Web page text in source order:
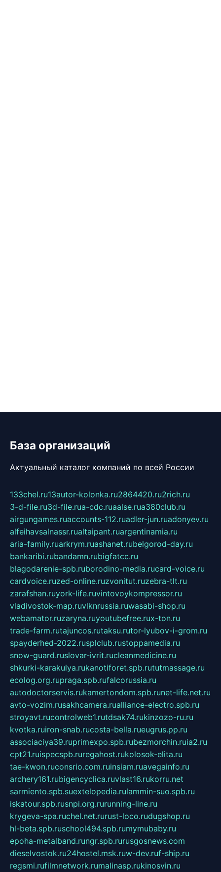
База организаций
Актуальный каталог компаний по всей России
133chel.ru13autor-kolonka.ru2864420.ru2rich.ru
3-d-file.ru3d-file.rua-cdc.ruaalse.rua380club.ru
airgungames.ruaccounts-112.ruadler-jun.ruadonyev.ru
alfeihavsalnassr.rualtaipant.ruargentinamia.ru
aria-family.ruarkrym.ruashanet.rubelgorod-day.ru
bankaribi.rubandamn.rubigfatcc.ru
blagodarenie-spb.ruborodino-media.rucard-voice.ru
cardvoice.ruzed-online.ruzvonitut.ruzebra-tlt.ru
zarafshan.ruyork-life.ruvintovoykompressor.ru
vladivostok-map.ruvlknrussia.ruwasabi-shop.ru
webamator.ruzaryna.ruyoutubefree.rux-ton.ru
trade-farm.rutajuncos.rutaksu.rutor-lyubov-i-grom.ru
spayderhed-2022.rusplclub.rustoppamedia.ru
snow-guard.ruslovar-ivrit.rucleanmedicine.ru
shkurki-karakulya.rukanotiforet.spb.rututmassage.ru
ecolog.org.rupraga.spb.rufalcorussia.ru
autodoctorservis.rukamertondom.spb.runet-life.net.ru
avto-vozim.rusakhcamera.rualliance-electro.spb.ru
stroyavt.rucontrolweb1.rutdsak74.rukinzozo-ru.ru
kvotka.ruiron-snab.rucosta-bella.rueugrus.pp.ru
associaciya39.ruprimexpo.spb.rubezmorchin.ruia2.ru
cpt21.ruispecspb.ruregahost.rukolosok-elita.ru
tae-kwon.ruconsrio.com.ruinsiam.ruavegainfo.ru
archery161.rubigencyclica.ruvlast16.rukorru.net
sarmiento.spb.suextelopedia.rulammin-suo.spb.ru
iskatour.spb.rusnpi.org.rurunning-line.ru
krygeva-spa.ruchel.net.rurust-loco.rudugshop.ru
hl-beta.spb.ruschool494.spb.rumymubaby.ru
epoha-metalband.rungr.spb.rurusgosnews.com
dieselvostok.ru24hostel.msk.ruw-dev.ruf-ship.ru
regsmi.rufilmnetwork.rumalinasp.rukinosvin.ru